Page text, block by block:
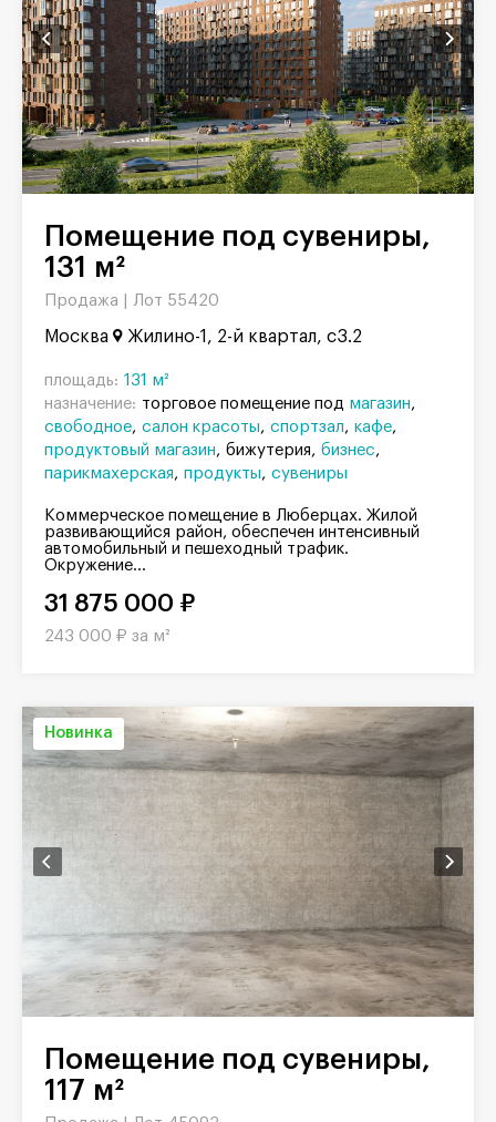
Помещение под сувениры,
131 м²
Продажа | Лот 55420
Москва Жилино-1, 2-й квартал, с3.2
площадь: 131 м²
назначение: торговое помещение под магазин
свободное салон красоты спортзал
кафе
продуктовый магазин
бижутерия
бизнес
парикмахерская
продукты сувениры
Коммерческое помещение в Люберцах. Жилой
развивающийся район, обеспечен интенсивный
автомобильный и пешеходный трафик.
Окружение...
31 875 000 ₽
243 000 ₽ за м²
Новинка
Помещение под сувениры,
117 м²